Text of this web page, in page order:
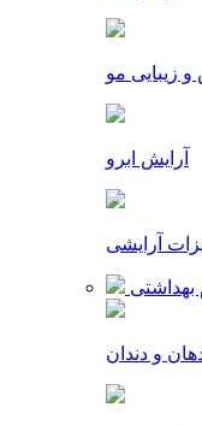
و زیبایی مو
آرایش ابرو
آرایشی
بهداشتی
و دندان